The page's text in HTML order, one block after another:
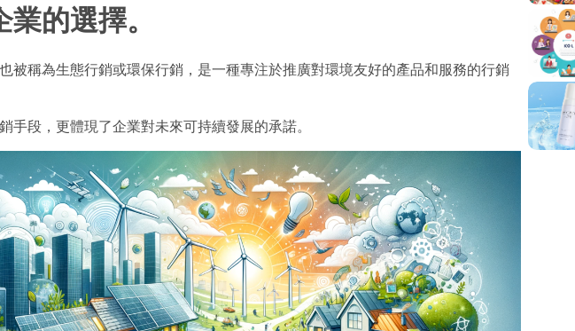
的選擇。
被稱為生態行銷或環保行銷，是一種專注於推廣對環境友好的產品和服務的行銷
手段，更體現了企業對未來可持續發展的承諾。